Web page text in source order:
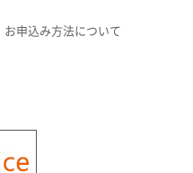
申込み方法について